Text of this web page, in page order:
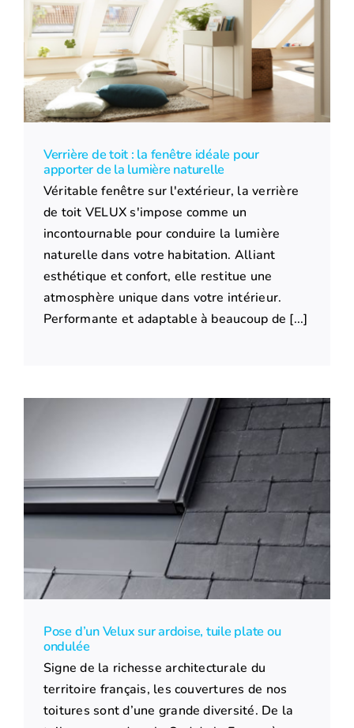
Verrière de toit : la fenêtre idéale pour
apporter de la lumière naturelle
Véritable fenêtre sur l'extérieur, la verrière
de toit VELUX s'impose comme un
incontournable pour conduire la lumière
naturelle dans votre habitation. Alliant
esthétique et confort, elle restitue une
atmosphère unique dans votre intérieur.
Performante et adaptable à beaucoup de [...]
Pose d’un Velux sur ardoise, tuile plate ou
ondulée
Signe de la richesse architecturale du
territoire français, les couvertures de nos
toitures sont d’une grande diversité. De la